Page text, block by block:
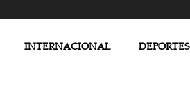
INTERNACIONAL DEPORTES